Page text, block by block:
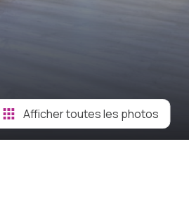
Afficher toutes les photos